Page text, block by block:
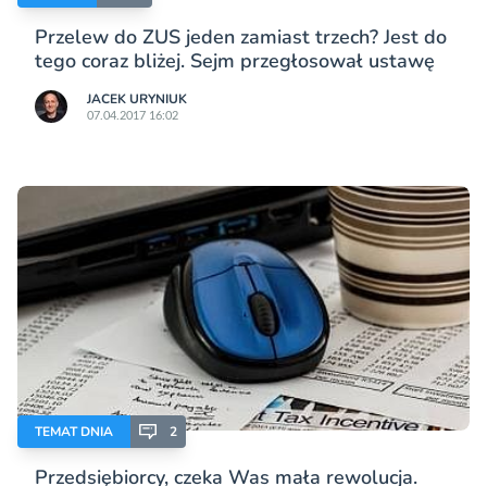
Przelew do ZUS jeden zamiast trzech? Jest do
tego coraz bliżej. Sejm przegłosował ustawę
JACEK URYNIUK
07.04.2017 16:02
TEMAT DNIA 2
Przedsiębiorcy, czeka Was mała rewolucja.